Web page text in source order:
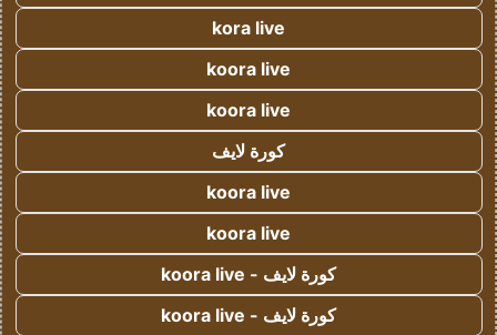
kora live
koora live
koora live
كورة لايف
koora live
koora live
كورة لايف - koora live
كورة لايف - koora live